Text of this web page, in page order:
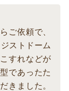
ご依頼で、
ストドーム
すれなどが
であったた
きました。